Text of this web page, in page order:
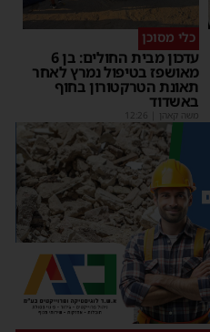
כלי מסוכן
עדכון מבית החולים: בן 6
מאושפז בטיפול נמרץ לאחר
תאונת הטרקטורון בחוף
באשדוד
משה קאהן 12:26